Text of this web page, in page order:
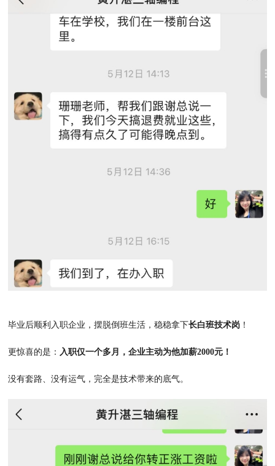
毕业后顺利入职企业，摆脱倒班生活，稳稳拿下长白班技术岗 ！
更惊喜的是： 入职仅一个多月，企业主动为他加薪2000元！
没有套路、没有运气，完全是技术带来的底气。